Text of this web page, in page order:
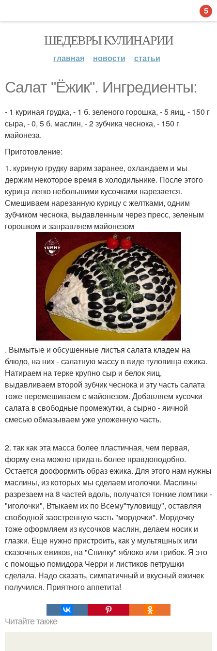
ШЕДЕВРЫ КУЛИНАРИИ
главная новости статьи
Салат "Ёжик". Ингредиенты:
- 1 куриная грудка, - 1 б. зеленого горошка, - 5 яиц, - 150 г
сыра, - 0, 5 б. маслин, - 2 зубчика чеснока, - 150 г
майонеза.
Приготовление:
1. куриную грудку варим заранее, охлаждаем и мы
держим некоторое время в холодильнике. После этого
курица легко небольшими кусочками нарезается.
Смешиваем нарезанную курицу с желтками, одним
зубчиком чеснока, выдавленным через пресс, зеленым
горошком и заправляем майонезом
. Вымытые и обсушенные листья салата кладем на
блюдо, на них - салатную массу в виде туловища ежика.
Натираем на терке крупно сыр и белок яиц,
выдавливаем второй зубчик чеснока и эту часть салата
тоже перемешиваем с майонезом. Добавляем кусочки
салата в свободные промежутки, а сырно - яичной
смесью обмазываем уже уложенную часть.
2. так как эта масса более пластичная, чем первая,
форму ежа можно придать более правдоподобно.
Остается дооформить образ ежика. Для этого нам нужны
маслины, из которых мы сделаем иголочки. Маслины
разрезаем на 8 частей вдоль, получатся тонкие ломтики -
"иголочки", Втыкаем их по Всему"туловищу", оставляя
свободной заостренную часть "мордочки". Мордочку
тоже оформляем из кусочков маслин, делаем носик и
глазки. Еще нужно пристроить, как у мультяшных или
сказочных ежиков, на "Спинку" яблоко или грибок. Я это
с помощью помидора Черри и листиков петрушки
сделала. Надо сказать, симпатичный и вкусный ежичек
получился. Приятного аппетита!
Читайте также
5